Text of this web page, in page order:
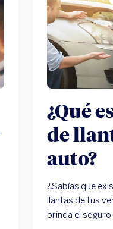
¿Qué
de
auto?
¿Sabías que
llantas de tus
brinda el